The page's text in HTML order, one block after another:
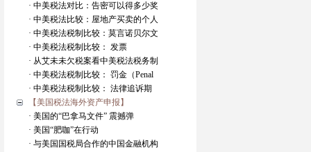
· 中美税法对比：告密可以得多少奖
· 中美税法比较：屋地产买卖的个人
· 中美税法税制比较：莫言诺贝尔文
· 中美税法税制比较： 发票
· 从艾未未欠税案看中美税法税务制
· 中美税法税制比较： 罚金（Penal
· 中美税法税制比较： 法律追诉期
【美国税法海外资产申报】
· 美国的“巴拿马文件” 震撼弹
· 美国“肥咖”在行动
· 与美国国税局合作的中国金融机构